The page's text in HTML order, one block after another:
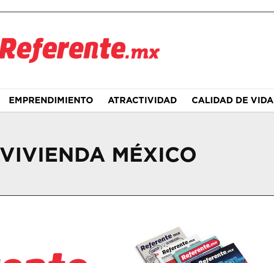
EMPRENDIMIENTO ATRACTIVIDAD CALIDAD DE VIDA
MÉXICO